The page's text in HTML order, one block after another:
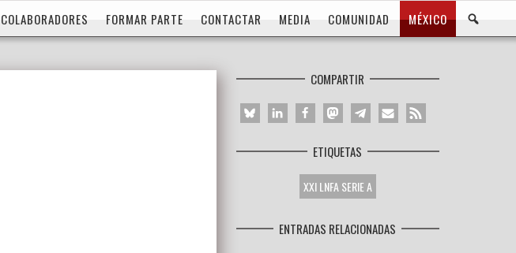
COLABORADORES FORMAR PARTE CONTACTAR MEDIA COMUNIDAD MÉXICO
COMPARTIR
ETIQUETAS
XXI LNFA SERIE A
ENTRADAS RELACIONADAS